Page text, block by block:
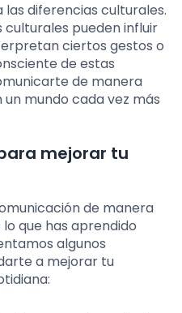
diferencias culturales.
culturales pueden influir
ciertos gestos o
de estas
de manera
mundo cada vez más
mejorar tu
de manera
que has aprendido
algunos
a mejorar tu